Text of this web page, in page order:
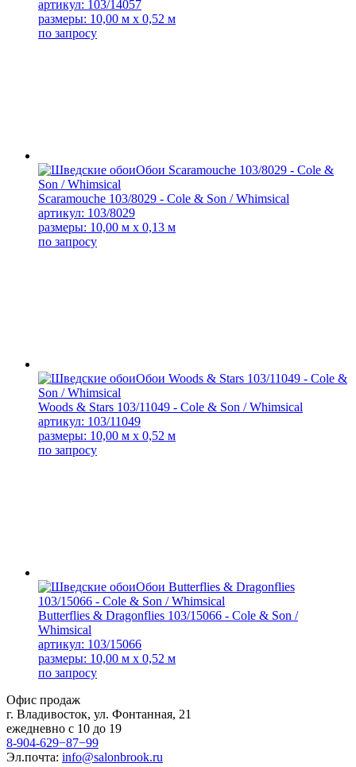
артикул: 103/14057
размеры: 10,00 м x 0,52 м
по запросу
Scaramouche 103/8029 - Cole & Son / Whimsical
артикул: 103/8029
размеры: 10,00 м x 0,13 м
по запросу
Woods & Stars 103/11049 - Cole & Son / Whimsical
артикул: 103/11049
размеры: 10,00 м x 0,52 м
по запросу
Butterflies & Dragonflies 103/15066 - Cole & Son /
Whimsical
артикул: 103/15066
размеры: 10,00 м x 0,52 м
по запросу
Офис продаж
г. Владивосток, ул. Фонтанная, 21
ежедневно с 10 до 19
8-904-629−87−99
Эл.почта: info@salonbrook.ru